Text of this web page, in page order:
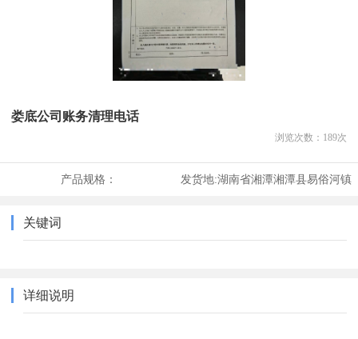
娄底公司账务清理电话
浏览次数： 189次
产品规格： 发货地:湖南省湘潭湘潭县易俗河镇
关键词
详细说明